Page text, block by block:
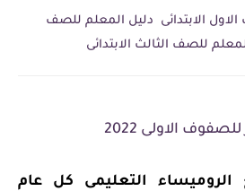
الابتدائى دليل المعلم للصف
للصف الثالث الابتدائى
الاولى 2022
الروميساء التعليمى كل عام